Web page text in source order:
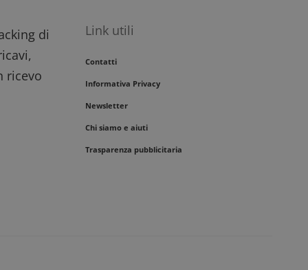
di
ricevo
Link utili
Contatti
Informativa Privacy
Newsletter
Chi siamo e aiuti
Trasparenza pubblicitaria